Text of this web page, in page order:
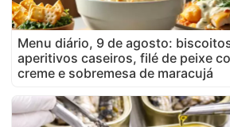
Menu diário, 9 de agosto:
aperitivos caseiros, filé de peixe
creme e sobremesa de maracujá